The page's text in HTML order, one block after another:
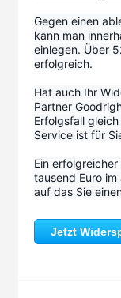
Gegen einen
kann man
einlegen. Über
erfolgreich.
Hat auch Ihr
Partner
Erfolgsfall
Service ist für
Ein
tausend Euro
auf das Sie
Jetzt